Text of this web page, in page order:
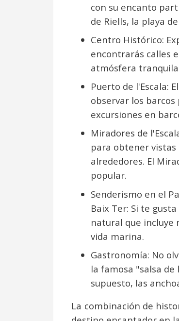
con su encanto
de Riells, la playa
Centro Histórico:
encontrarás calles
atmósfera
Puerto de l'Escala:
observar los
excursiones en
Miradores de
para obtener
alrededores. El
popular.
Senderismo en el
Baix Ter: Si te
natural que incluye
vida marina.
Gastronomía: No
la famosa "salsa
supuesto, las
La combinación de